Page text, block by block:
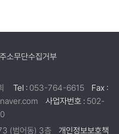
소무단수집거부
Tel : 053-764-6615
Fax :
사업자번호 : 502-
(범어동) 3층 개인정보보호책